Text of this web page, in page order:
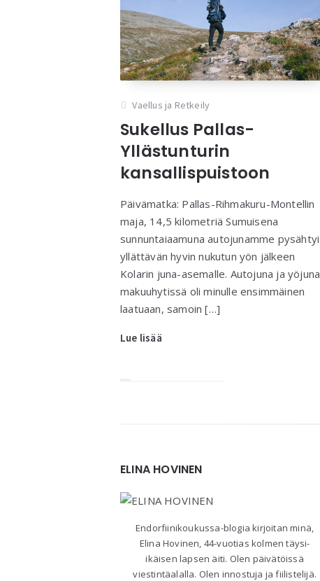
Vaellus ja Retkeily
Sukellus Pallas-
Yllästunturin
kansallispuistoon
Päivämatka: Pallas-Rihmakuru-Montellin
maja, 14,5 kilometriä Sumuisena
sunnuntaiaamuna autojunamme pysähtyi
yllättävän hyvin nukutun yön jälkeen
Kolarin juna-asemalle. Autojuna ja yöjuna
makuuhytissä oli minulle ensimmäinen
laatuaan, samoin […]
Lue lisää
ELINA HOVINEN
Endorfiinikoukussa-blogia kirjoitan minä,
Elina Hovinen, 44-vuotias kolmen täysi-
ikäisen lapsen äiti. Olen päivätöissä
viestintäalalla. Olen innostuja ja fiilistelijä.